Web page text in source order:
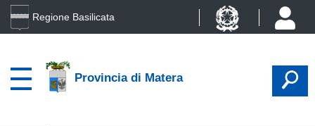
Regione Basilicata
Provincia di Matera